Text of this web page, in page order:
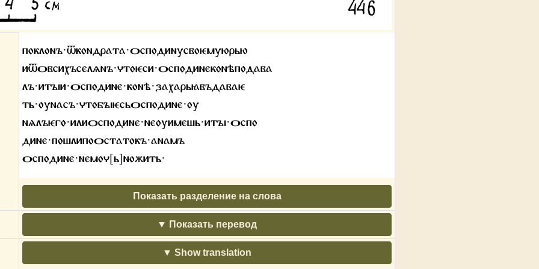
поклонъ·ѿкондрата·ѻсподинусвоѥмуюрью
иѿѻвсихъселѧнъ·чтоѥси·ѻсподинеконѣподава
лъ·итꙑи·ѻсподине·конѣ·захарьꙗвъдаваѥ
ть·оунасъ·чтобꙑѥсьѻсподине·оу
нѧлъѥго·илиѻсподине·неоуимешь·итꙑ·ѻспо
дине·пошлипоѻстатокъ·анамъ
ѻсподине·немоч[ь]ножить·
Показать разделение на слова
Показать перевод
Show translation